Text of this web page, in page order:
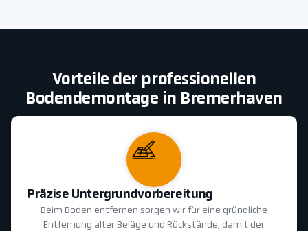
Vorteile der professionellen
Bodendemontage in Bremerhaven
Präzise Untergrundvorbereitung
Beim Boden entfernen sorgen wir für eine gründliche
Entfernung alter Beläge und Rückstände, damit der